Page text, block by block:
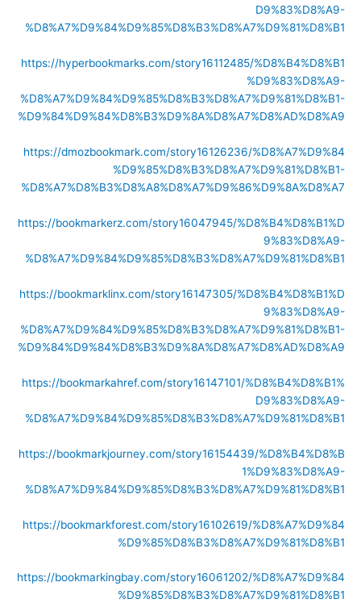
D9%83%D8%A9-
%D8%A7%D9%84%D9%85%D8%B3%D8%A7%D9%81%D8%B1
https://hyperbookmarks.com/story16112485/%D8%B4%D8%B1
%D9%83%D8%A9-
%D8%A7%D9%84%D9%85%D8%B3%D8%A7%D9%81%D8%B1-
%D9%84%D9%84%D8%B3%D9%8A%D8%A7%D8%AD%D8%A9
https://dmozbookmark.com/story16126236/%D8%A7%D9%84
%D9%85%D8%B3%D8%A7%D9%81%D8%B1-
%D8%A7%D8%B3%D8%A8%D8%A7%D9%86%D9%8A%D8%A7
https://bookmarkerz.com/story16047945/%D8%B4%D8%B1%D
9%83%D8%A9-
%D8%A7%D9%84%D9%85%D8%B3%D8%A7%D9%81%D8%B1
https://bookmarklinx.com/story16147305/%D8%B4%D8%B1%D
9%83%D8%A9-
%D8%A7%D9%84%D9%85%D8%B3%D8%A7%D9%81%D8%B1-
%D9%84%D9%84%D8%B3%D9%8A%D8%A7%D8%AD%D8%A9
https://bookmarkahref.com/story16147101/%D8%B4%D8%B1%
D9%83%D8%A9-
%D8%A7%D9%84%D9%85%D8%B3%D8%A7%D9%81%D8%B1
https://bookmarkjourney.com/story16154439/%D8%B4%D8%B
1%D9%83%D8%A9-
%D8%A7%D9%84%D9%85%D8%B3%D8%A7%D9%81%D8%B1
https://bookmarkforest.com/story16102619/%D8%A7%D9%84
%D9%85%D8%B3%D8%A7%D9%81%D8%B1
https://bookmarkingbay.com/story16061202/%D8%A7%D9%84
%D9%85%D8%B3%D8%A7%D9%81%D8%B1